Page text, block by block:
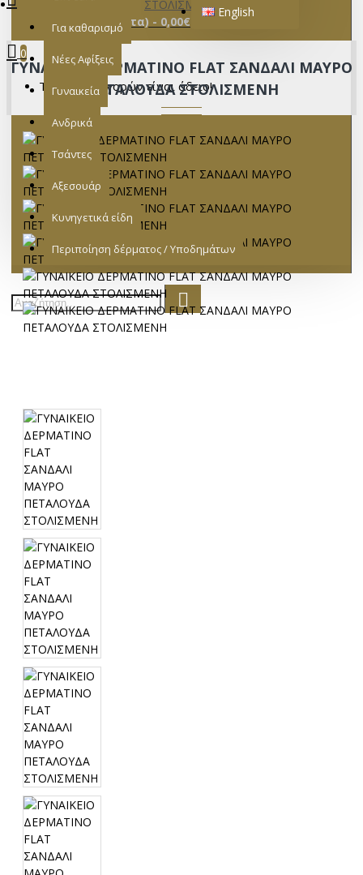
English
0 προϊόν(τα) - 0,00€
0
Το καλάθι αγορών είναι άδειο!
Για καθαρισμό
Νέες Αφίξεις
Γυναικεία
Ανδρικά
Τσάντες
Αξεσουάρ
Κυνηγετικά είδη
Περιποίηση δέρματος / Υποδημάτων
ΣΤΟΛΙΣΜΕΝΗ
ΓΥΝΑΙΚΕΙΟ ΔΕΡΜΑΤΙΝΟ FLAT ΣΑΝΔΑΛΙ ΜΑΥΡΟ
ΠΕΤΑΛΟΥΔΑ ΣΤΟΛΙΣΜΕΝΗ